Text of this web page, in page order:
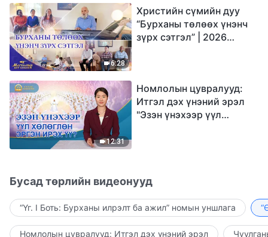
6:28
Христийн сүмийн дуу
“Бурханы төлөөх үнэнч
зүрх сэтгэл” | 2026
12:31
Номлолын цувралууд:
Итгэл дэх үнэний эрэл
"Эзэн үнэхээр үүл
Бусад төрлийн видеонууд
“Үг. I Боть: Бурханы илрэлт ба ажил” номын уншлага
Номлолын цувралууд: Итгэл дэх үнэний эрэл